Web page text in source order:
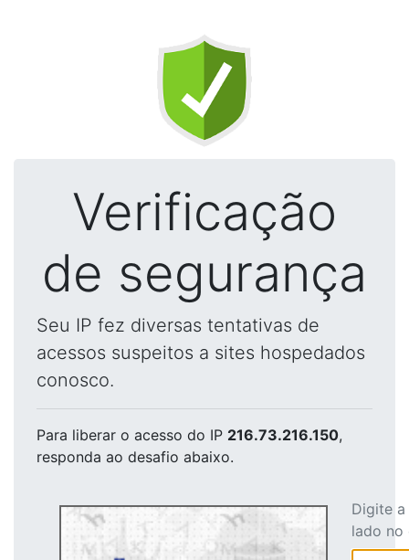
Verificação
de segurança
Seu IP fez diversas tentativas de
acessos suspeitos a sites hospedados
conosco.
Para liberar o acesso do IP 216.73.216.150,
responda ao desafio abaixo.
Digite
lado no